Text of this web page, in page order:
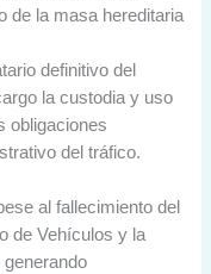
de la masa hereditaria
definitivo del
la custodia y uso
obligaciones
del tráfico.
al fallecimiento del
de Vehículos y la